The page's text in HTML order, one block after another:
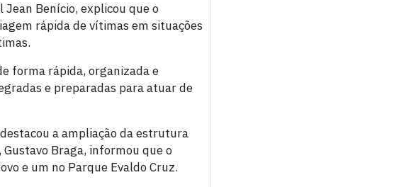
Jean Benício, explicou que o
rápida de vítimas em situações
forma rápida, organizada e
e preparadas para atuar de
a ampliação da estrutura
Braga, informou que o
e um no Parque Evaldo Cruz.